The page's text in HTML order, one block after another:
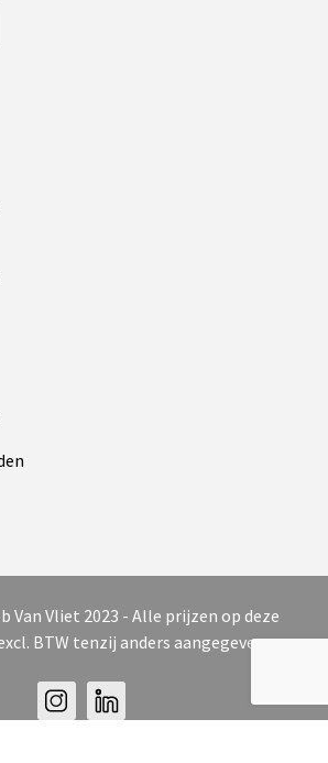
Van Vliet 2023 - Alle prijzen op deze
BTW tenzij anders aangegeven.